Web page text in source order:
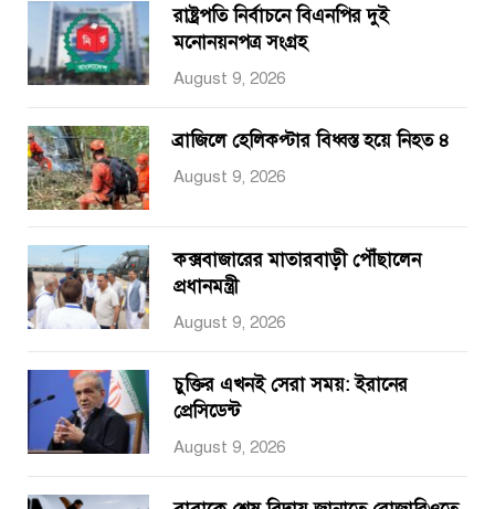
রাষ্ট্রপতি নির্বাচনে বিএনপির দুই
মনোনয়নপত্র সংগ্রহ
August 9, 2026
ব্রাজিলে হেলিকপ্টার বিধ্বস্ত হয়ে নিহত ৪
August 9, 2026
কক্সবাজারের মাতারবাড়ী পৌঁছালেন
প্রধানমন্ত্রী
August 9, 2026
চুক্তির এখনই সেরা সময়: ইরানের
প্রেসিডেন্ট
August 9, 2026